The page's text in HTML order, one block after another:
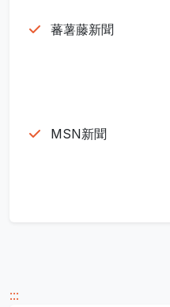
蕃薯藤新聞
MSN新聞
:::